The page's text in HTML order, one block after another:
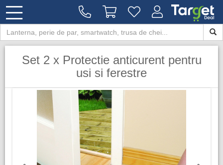
Set 2 x Protectie anticurent pentru
usi si ferestre